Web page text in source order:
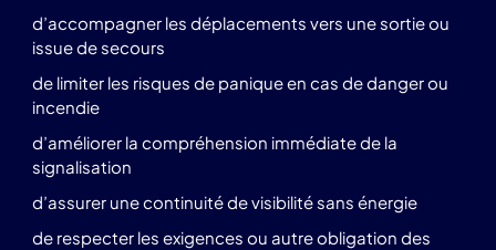
d’accompagner les déplacements vers une sortie ou
issue de secours
de limiter les risques de panique en cas de danger ou
incendie
d’améliorer la compréhension immédiate de la
signalisation
d’assurer une continuité de visibilité sans énergie
de respecter les exigences ou autre obligation des